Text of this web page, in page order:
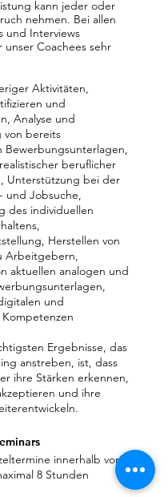
kann jeder oder
nehmen. Bei allen
und Interviews
Coachees sehr
Aktivitäten,
und
Analyse und
bereits
Bewerbungsunterlagen,
beruflicher
Unterstützung bei der
und Jobsuche,
des individuellen
Herstellen von
Arbeitgebern,
aktuellen analogen und
und
Ergebnisse, das
anstreben, ist, dass
ihre Stärken erkennen,
und ihre
innerhalb von
8 Stunden